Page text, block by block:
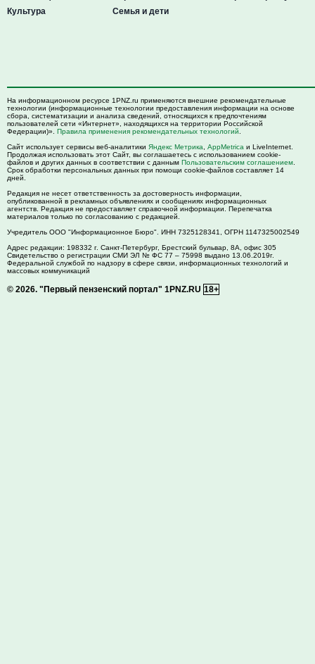
Культура
Семья и дети
На информационном ресурсе 1PNZ.ru применяются внешние рекомендательные
технологии (информационные технологии предоставления информации на основе
сбора, систематизации и анализа сведений, относящихся к предпочтениям
пользователей сети «Интернет», находящихся на территории Российской
Федерации)». Правила применения рекомендательных технологий
Сайт использует сервисы веб-аналитики Яндекс Метрика AppMetrica и LiveInternet.
Продолжая использовать этот Сайт, вы соглашаетесь с использованием cookie-
файлов и других данных в соответствии с данным Пользовательским соглашением
Срок обработки персональных данных при помощи cookie-файлов составляет 14
дней.
Редакция не несет ответственность за достоверность информации,
опубликованной в рекламных объявлениях и сообщениях информационных
агентств. Редакция не предоставляет справочной информации. Перепечатка
материалов только по согласованию с редакцией.
Учредитель ООО "Информационное Бюро". ИНН 7325128341, ОГРН 1147325002549
Адрес редакции: 198332 г. Санкт-Петербург, Брестский бульвар, 8А, офис 305
Свидетельство о регистрации СМИ ЭЛ № ФС 77 – 75998 выдано 13.06.2019г.
Федеральной службой по надзору в сфере связи, информационных технологий и
массовых коммуникаций
© 2026. "Первый пензенский портал" 1PNZ.RU 18+